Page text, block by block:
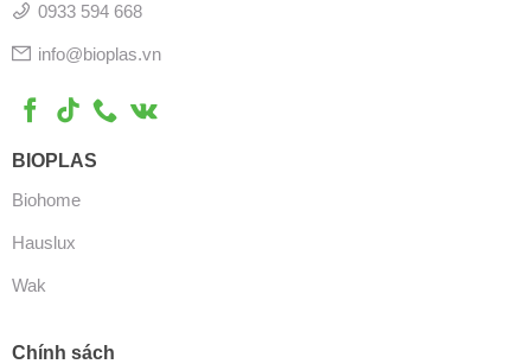
0933 594 668
info@bioplas.vn
BIOPLAS
Biohome
Hauslux
Wak
Chính sách